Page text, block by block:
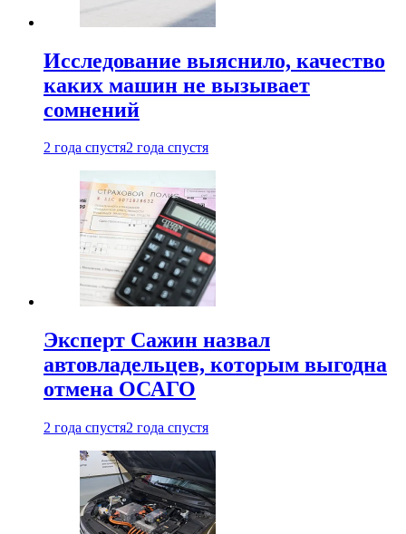
Исследование выяснило, качество
каких машин не вызывает
сомнений
2 года спустя2 года спустя
Эксперт Сажин назвал
автовладельцев, которым выгодна
отмена ОСАГО
2 года спустя2 года спустя